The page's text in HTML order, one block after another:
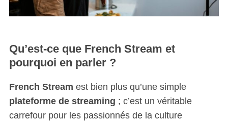
Qu’est-ce que French Stream et
pourquoi en parler ?
French Stream est bien plus qu’une simple
plateforme de streaming ; c’est un véritable
carrefour pour les passionnés de la culture